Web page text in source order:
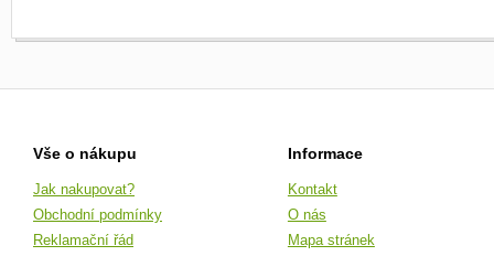
Vše o nákupu
Jak nakupovat?
Obchodní podmínky
Reklamační řád
Informace
Kontakt
O nás
Mapa stránek